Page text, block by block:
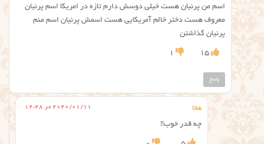
اسم من پرنیان هست خیلی دوسش دارم تازه در امریکا اسم پرنیان
معروف هست دختر خالم آمریکایی هست اسمش پرنیان اسم منم
پرنیان گذاشتن
15
1
پاسخ
هانا 2020/01/11 در 12:28
چه قدر خوب!!